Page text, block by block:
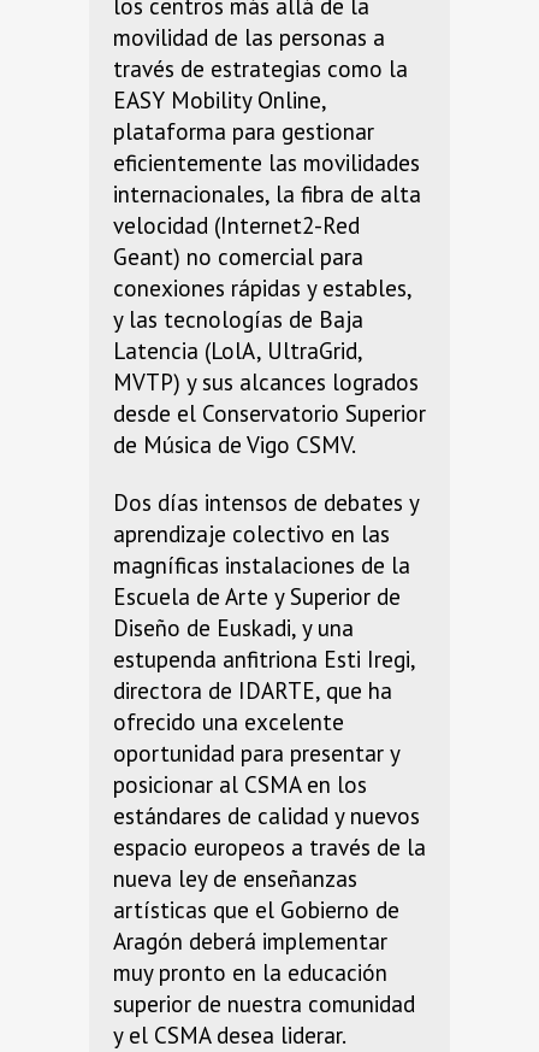
los centros más allá de la
movilidad de las personas a
través de estrategias como la
EASY Mobility Online,
plataforma para gestionar
eficientemente las movilidades
internacionales, la fibra de alta
velocidad (Internet2-Red
Geant) no comercial para
conexiones rápidas y estables,
y las tecnologías de Baja
Latencia (LolA, UltraGrid,
MVTP) y sus alcances logrados
desde el Conservatorio Superior
de Música de Vigo CSMV.
Dos días intensos de debates y
aprendizaje colectivo en las
magníficas instalaciones de la
Escuela de Arte y Superior de
Diseño de Euskadi, y una
estupenda anfitriona Esti Iregi,
directora de IDARTE, que ha
ofrecido una excelente
oportunidad para presentar y
posicionar al CSMA en los
estándares de calidad y nuevos
espacio europeos a través de la
nueva ley de enseñanzas
artísticas que el Gobierno de
Aragón deberá implementar
muy pronto en la educación
superior de nuestra comunidad
y el CSMA desea liderar.